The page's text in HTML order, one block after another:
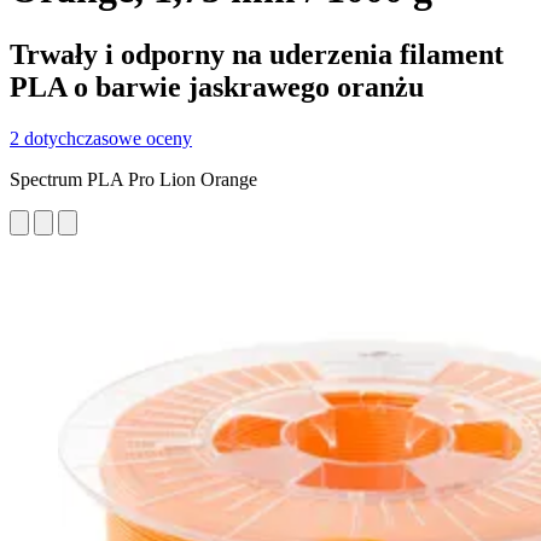
Trwały i odporny na uderzenia filament
PLA o barwie jaskrawego oranżu
2 dotychczasowe oceny
Spectrum PLA Pro Lion Orange